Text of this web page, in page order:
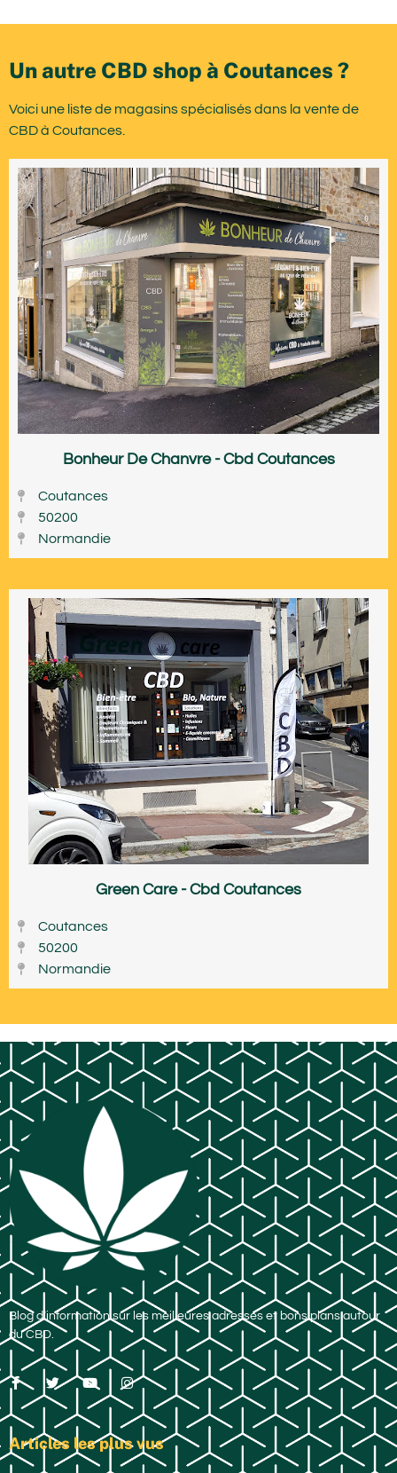
Un autre CBD shop à Coutances ?
Voici une liste de magasins spécialisés dans la vente de
CBD à Coutances.
Bonheur De Chanvre - Cbd Coutances
Coutances
50200
Normandie
Green Care - Cbd Coutances
Coutances
50200
Normandie
Blog d’information sur les meilleures adresses et bons plans autour
du CBD.
Articles les plus vus